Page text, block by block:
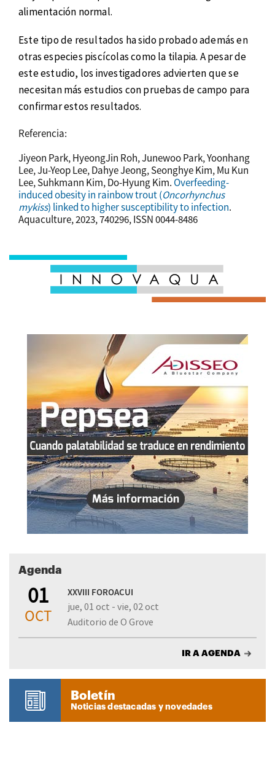
alimentación normal.
Este tipo de resultados ha sido probado además en
otras especies piscícolas como la tilapia. A pesar de
este estudio, los investigadores advierten que se
necesitan más estudios con pruebas de campo para
confirmar estos resultados.
Referencia:
Jiyeon Park, HyeongJin Roh, Junewoo Park, Yoonhang
Lee, Ju-Yeop Lee, Dahye Jeong, Seonghye Kim, Mu Kun
Lee, Suhkmann Kim, Do-Hyung Kim. Overfeeding-
induced obesity in rainbow trout (Oncorhynchus
mykiss) linked to higher susceptibility to infection.
Aquaculture, 2023, 740296, ISSN 0044-8486
Agenda
01
OCT
XXVIII FOROACUI
jue, 01 oct - vie, 02 oct
Auditorio de O Grove
IR A AGENDA
Boletín
Noticias destacadas y novedades